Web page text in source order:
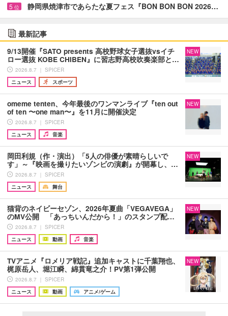
5 位 静岡県焼津市であらたな夏フェス『BON BON BON 2026…
最新記事
9/13開催『SATO presents 高校野球女子選抜vsイチ
ロー選抜 KOBE CHIBEN』に習志野高校吹奏楽部と…
2026.8.7 ｜ SPICER
ニュース
スポーツ
NEW
omeme tenten、今年最後のワンマンライブ『ten out
of ten 〜one man〜』を11月に開催決定
2026.8.7 ｜ SPICER
ニュース
音楽
NEW
岡田利規（作・演出）「5人の俳優が素晴らしいで
す」～『映画を撮りたいゾンビの演劇』が開幕し、…
2026.8.7 ｜ SPICER
ニュース
舞台
NEW
猫背のネイビーセゾン、2026年夏曲「VEGAVEGA」
のMV公開 「あっちいんだから！」のスタンプ配…
2026.8.7 ｜ SPICER
ニュース
動画 音楽
NEW
TVアニメ『ロメリア戦記』追加キャストに千葉翔也、
梶原岳人、堀江瞬、綿貫竜之介！PV第1弾公開
2026.8.7 ｜ SPICER
ニュース
動画 アニメ/ゲーム
NEW